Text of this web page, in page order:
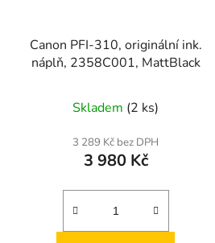
Canon PFI-310, originální ink.
náplň, 2358C001, MattBlack
Skladem (2 ks)
3 289 Kč bez DPH
3 980 Kč